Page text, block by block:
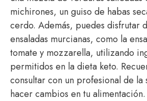
michirones, un guiso de habas
cerdo. Además, puedes disfrutar
ensaladas murcianas, como la
tomate y mozzarella, utilizando
permitidos en la dieta keto.
consultar con un profesional de la
hacer cambios en tu alimentación.